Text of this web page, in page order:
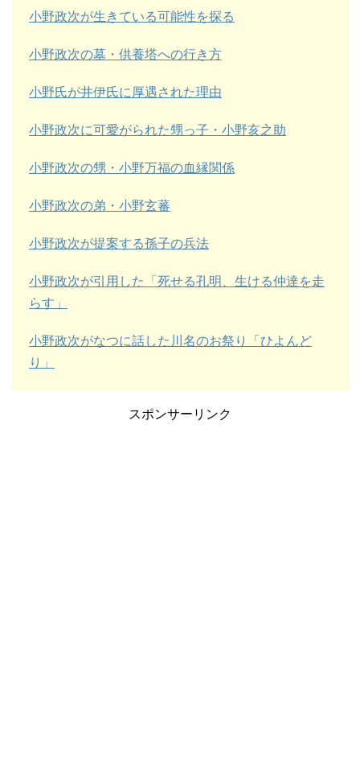
小野政次が生きている可能性を探る
小野政次の墓・供養塔への行き方
小野氏が井伊氏に厚遇された理由
小野政次に可愛がられた甥っ子・小野亥之助
小野政次の甥・小野万福の血縁関係
小野政次の弟・小野玄蕃
小野政次が提案する孫子の兵法
小野政次が引用した「死せる孔明、生ける仲達を走
らす」
小野政次がなつに話した川名のお祭り「ひよんど
り」
スポンサーリンク